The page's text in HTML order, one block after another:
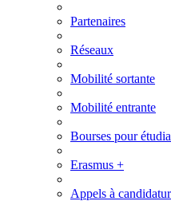
Partenaires
Réseaux
Mobilité sortante
Mobilité entrante
Bourses pour
Erasmus +
Appels à